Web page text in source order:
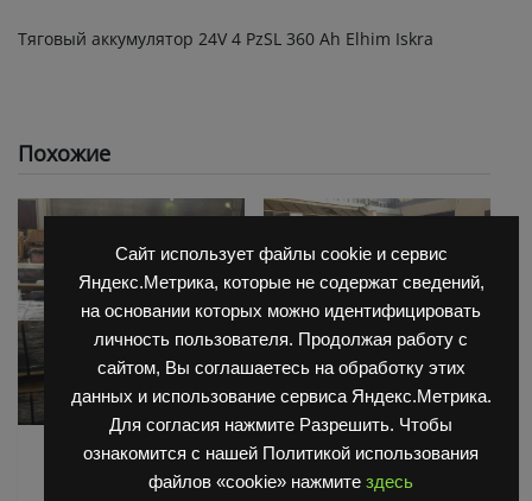
Сайт использует файлы cookie и сервис
Яндекс.Метрика, которые не содержат сведений,
на основании которых можно идентифицировать
личность пользователя. Продолжая работу с
сайтом, Вы соглашаетесь на обработку этих
данных и использование сервиса Яндекс.Метрика.
Для согласия нажмите Разрешить. Чтобы
ознакомится с нашей Политикой использования
файлов «cookie» нажмите здесь
Тяговый аккумулятор 24V 4 PzSL 360 Ah Elhim Iskra
Похожие
АКБ для Balkanсar
(Балканкар)
АКБ для Balkanсar
(Балканкар)